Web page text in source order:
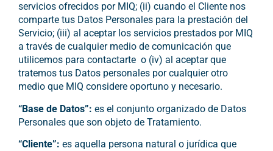
servicios ofrecidos por MIQ; (ii) cuando el Cliente nos
comparte tus Datos Personales para la prestación del
Servicio; (iii) al aceptar los servicios prestados por MIQ
a través de cualquier medio de comunicación que
utilicemos para contactarte o (iv) al aceptar que
tratemos tus Datos personales por cualquier otro
medio que MIQ considere oportuno y necesario.
“Base de Datos”:es el conjunto organizado de Datos
Personales que son objeto de Tratamiento.
“Cliente”: es aquella persona natural o jurídica que